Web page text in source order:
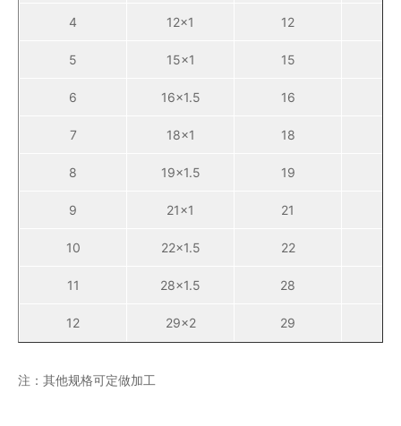
4 12×1 12
5 15×1 15
6 16×1.5 16
7 18×1 18
8 19×1.5 19
9 21×1 21
10 22×1.5 22
11 28×1.5 28
12 29×2 29
注：其他规格可定做加工